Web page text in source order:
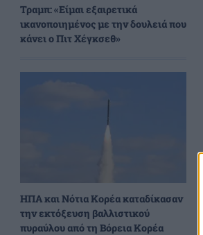
Τραμπ: «Είμαι εξαιρετικά
ικανοποιημένος με την δουλειά που
κάνει ο Πιτ Χέγκσεθ»
ΗΠΑ και Νότια Κορέα καταδίκασαν
την εκτόξευση βαλλιστικού
πυραύλου από τη Βόρεια Κορέα